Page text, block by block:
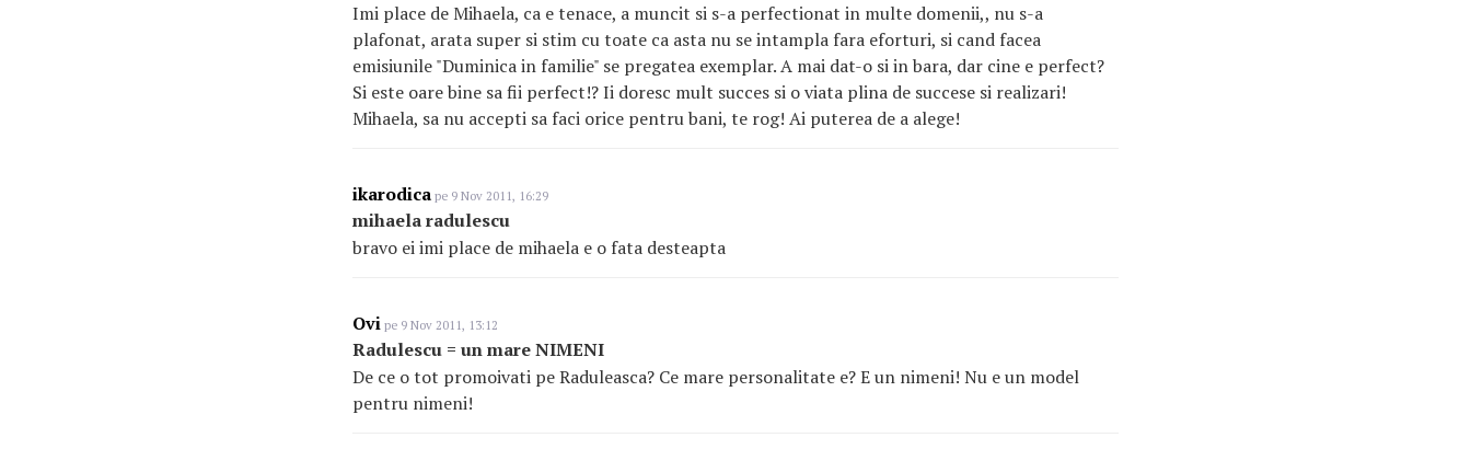
Imi place de Mihaela, ca e tenace, a muncit si s-a perfectionat in multe domenii,, nu s-a
plafonat, arata super si stim cu toate ca asta nu se intampla fara eforturi, si cand facea
emisiunile "Duminica in familie" se pregatea exemplar. A mai dat-o si in bara, dar cine e perfect?
Si este oare bine sa fii perfect!? Ii doresc mult succes si o viata plina de succese si realizari!
Mihaela, sa nu accepti sa faci orice pentru bani, te rog! Ai puterea de a alege!
ikarodica pe 9 Nov 2011, 16:29
mihaela radulescu
bravo ei imi place de mihaela e o fata desteapta
Ovi pe 9 Nov 2011, 13:12
Radulescu = un mare NIMENI
De ce o tot promoivati pe Raduleasca? Ce mare personalitate e? E un nimeni! Nu e un model
pentru nimeni!